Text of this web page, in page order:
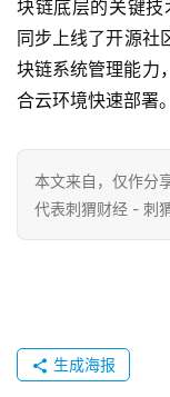
块链底层的关键
同步上线了开源社
块链系统管理能力
合云环境快速部署。
本文来自 ，仅作分
代表刺猬财经 - 刺
生成海报